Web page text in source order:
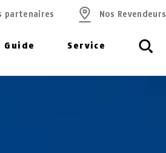
Guide Service
partenaires Nos Revendeurs